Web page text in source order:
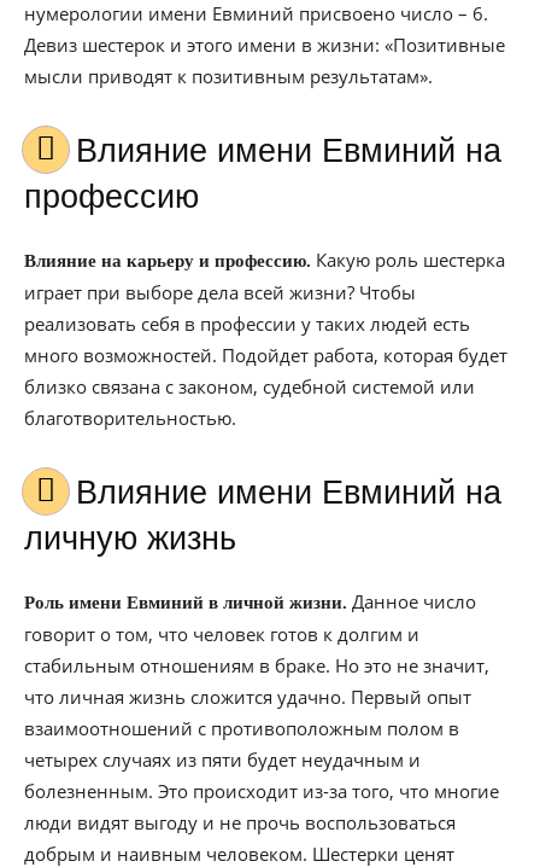
нумерологии имени Евминий присвоено число – 6.
Девиз шестерок и этого имени в жизни: «Позитивные
мысли приводят к позитивным результатам».
Влияние имени Евминий на
профессию
Влияние на карьеру и профессию. Какую роль шестерка
играет при выборе дела всей жизни? Чтобы
реализовать себя в профессии у таких людей есть
много возможностей. Подойдет работа, которая будет
близко связана с законом, судебной системой или
благотворительностью.
Влияние имени Евминий на
личную жизнь
Роль имени Евминий в личной жизни. Данное число
говорит о том, что человек готов к долгим и
стабильным отношениям в браке. Но это не значит,
что личная жизнь сложится удачно. Первый опыт
взаимоотношений с противоположным полом в
четырех случаях из пяти будет неудачным и
болезненным. Это происходит из-за того, что многие
люди видят выгоду и не прочь воспользоваться
добрым и наивным человеком. Шестерки ценят